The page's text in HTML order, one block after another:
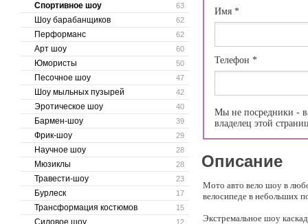
63
Спортивное шоу
62
Шоу барабанщиков
62
Перформанс
60
Арт шоу
50
Юмористы
47
Песочное шоу
42
Шоу мыльных пузырей
40
Эротическое шоу
39
Бармен-шоу
29
Фрик-шоу
28
Научное шоу
28
Мюзиклы
23
Травести-шоу
17
Бурлеск
15
Трансформация костюмов
12
Силовое шоу
Имя *
Телефон *
Мы не посредники -
владелец этой
Описание
Мото авто вело шоу в
велосипеде в небольших
Экстремальное шоу